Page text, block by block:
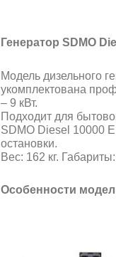
Генератор SDMO
Модель дизельного
укомплектована
– 9 кВт.
Подходит для
SDMO Diesel 10000
остановки.
Вес: 162 кг.
Особенности